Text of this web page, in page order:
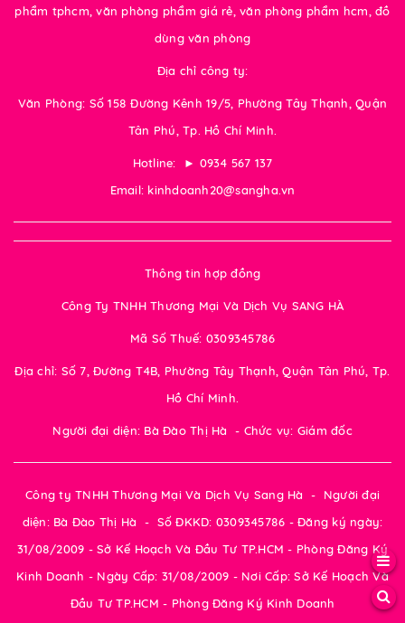
phẩm tphcm, văn phòng phẩm giá rẻ, văn phòng phẩm hcm, đồ
dùng văn phòng
Địa chỉ công ty:
Văn Phòng: Số 158 Đường Kênh 19/5, Phường Tây Thạnh, Quận
Tân Phú, Tp. Hồ Chí Minh.
Hotline: ► 0934 567 137
Email: kinhdoanh20@sangha.vn
Thông tin hợp đồng
Công Ty TNHH Thương Mại Và Dịch Vụ SANG HÀ
Mã Số Thuế: 0309345786
Địa chỉ: Số 7, Đường T4B, Phường Tây Thạnh, Quận Tân Phú, Tp.
Hồ Chí Minh.
Người đại diện: Bà Đào Thị Hà - Chức vụ: Giám đốc
Công ty TNHH Thương Mại Và Dịch Vụ Sang Hà - Người đại
diện: Bà Đào Thị Hà - Số ĐKKD: 0309345786 - Đăng ký ngày:
31/08/2009 - Sở Kế Hoạch Và Đầu Tư TP.HCM - Phòng Đăng Ký
Kinh Doanh - Ngày Cấp: 31/08/2009 - Nơi Cấp: Sở Kế Hoạch Và
Đầu Tư TP.HCM - Phòng Đăng Ký Kinh Doanh